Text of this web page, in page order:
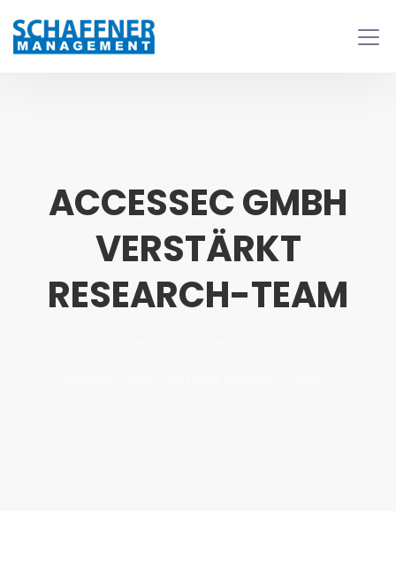
ACCESSEC GMBH
VERSTÄRKT
RESEARCH-TEAM